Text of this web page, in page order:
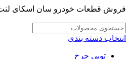
فروش قطعات خودرو سان اسکای
انتخاب دسته بندی
توپی چرخ